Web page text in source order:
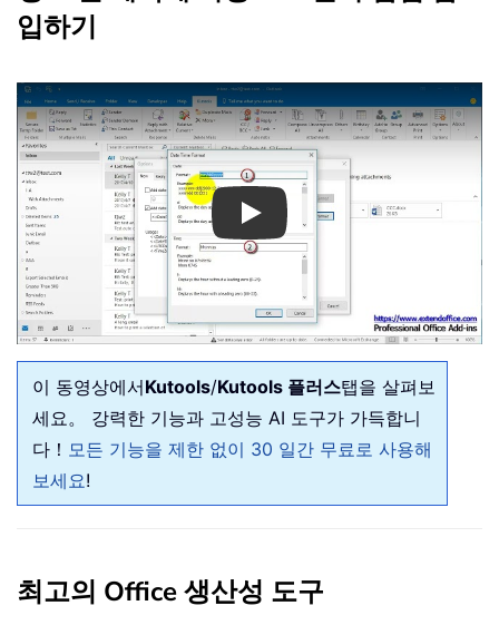
입하기
Play
이 동영상에서Kutools/Kutools 플러스탭을 살펴보
세요。 강력한 기능과 고성능 AI 도구가 가득합니
다！ 모든 기능을 제한 없이 30 일간 무료로 사용해
보세요!
최고의 Office 생산성 도구